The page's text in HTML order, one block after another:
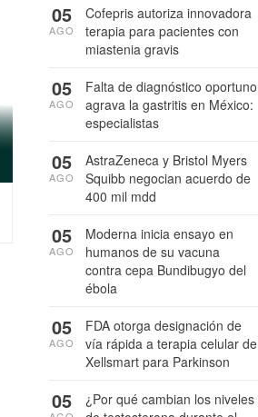
Cofepris autoriza innovadora
terapia para pacientes con
miastenia gravis
05
AGO
Falta de diagnóstico oportuno
agrava la gastritis en México:
especialistas
05
AGO
AstraZeneca y Bristol Myers
Squibb negocian acuerdo de
400 mil mdd
05
AGO
Moderna inicia ensayo en
humanos de su vacuna
contra cepa Bundibugyo del
ébola
05
AGO
FDA otorga designación de
vía rápida a terapia celular de
Xellsmart para Parkinson
05
AGO
¿Por qué cambian los niveles
05